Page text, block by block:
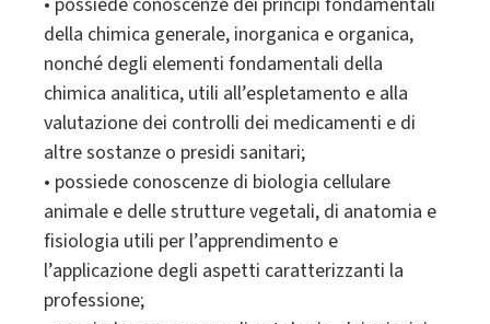
della chimica generale, inorganica e organica,
nonché degli elementi fondamentali della
chimica analitica, utili all’espletamento e alla
valutazione dei controlli dei medicamenti e di
altre sostanze o presidi sanitari;
• possiede conoscenze di biologia cellulare
animale e delle strutture vegetali, di anatomia e
fisiologia utili per l’apprendimento e
l’applicazione degli aspetti caratterizzanti la
professione;